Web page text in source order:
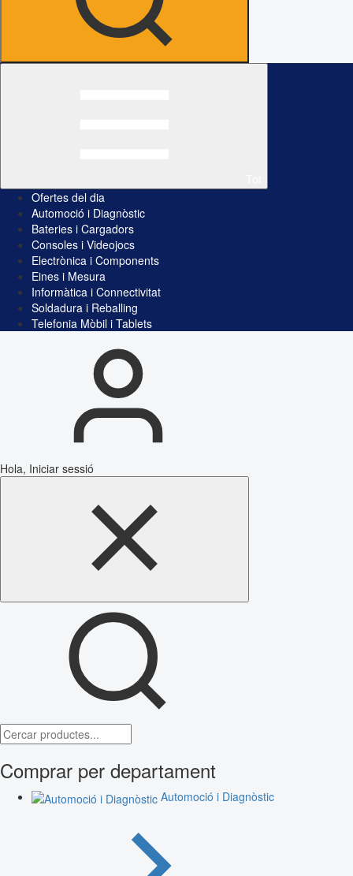
Ofertes del dia
Automoció i Diagnòstic
Bateries i Cargadors
Consoles i Videojocs
Electrònica i Components
Eines i Mesura
Informàtica i Connectivitat
Soldadura i Reballing
Telefonia Mòbil i Tablets
Hola, Iniciar sessió
Comprar per departament
Automoció i Diagnòstic